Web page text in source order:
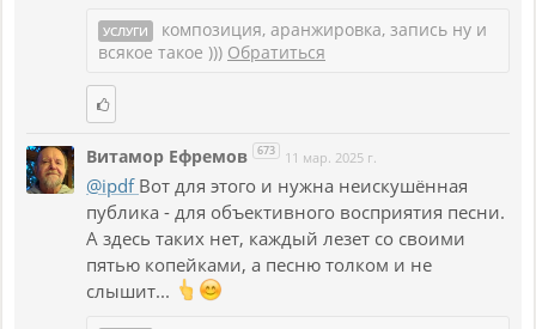
УСЛУГИ
композиция, аранжировка, запись ну и
всякое такое ))) Обратиться
Витамор Ефремов 673 11 мар. 2025 г.
@ipdf Вот для этого и нужна неискушённая
публика - для объективного восприятия песни.
А здесь таких нет, каждый лезет со своими
пятью копейками, а песню толком и не
слышит...